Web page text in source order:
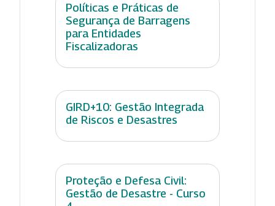
Políticas e Práticas de
Segurança de Barragens
para Entidades
Fiscalizadoras
GIRD+10: Gestão Integrada
de Riscos e Desastres
Proteção e Defesa Civil:
Gestão de Desastre - Curso